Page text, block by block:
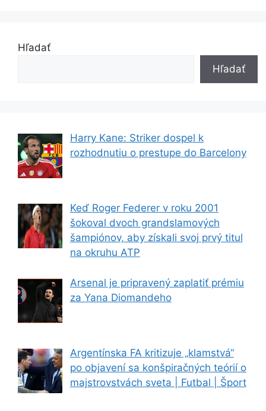
Hľadať
Hľadať
Harry Kane: Striker dospel k
rozhodnutiu o prestupe do Barcelony
Keď Roger Federer v roku 2001
šokoval dvoch grandslamových
šampiónov, aby získali svoj prvý titul
na okruhu ATP
Arsenal je pripravený zaplatiť prémiu
za Yana Diomandeho
Argentínska FA kritizuje „klamstvá“
po objavení sa konšpiračných teórií o
majstrovstvách sveta | Futbal | Šport